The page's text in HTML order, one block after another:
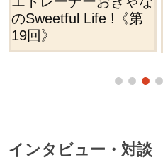
世の中に返したい…
【前編】
インタビュー・対談